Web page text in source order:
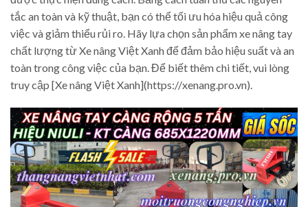
tắc an toàn và kỹ thuật, bạn có thể tối ưu hóa hiệu quả công
việc và giảm thiểu rủi ro. Hãy lựa chọn sản phẩm xe nâng tay
chất lượng từ Xe nâng Việt Xanh để đảm bảo hiệu suất và an
toàn trong công việc của bạn. Để biết thêm chi tiết, vui lòng
truy cập [Xe nâng Việt Xanh](https://xenang.pro.vn).